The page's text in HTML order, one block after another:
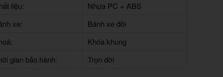
liệu:
Nhựa PC + ABS
xe:
Bánh xe đôi
Khóa khung
gian bảo hành:
Trọn đời